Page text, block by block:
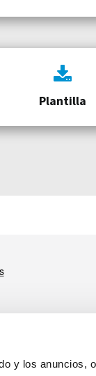
y los anuncios,
Plantilla
DE